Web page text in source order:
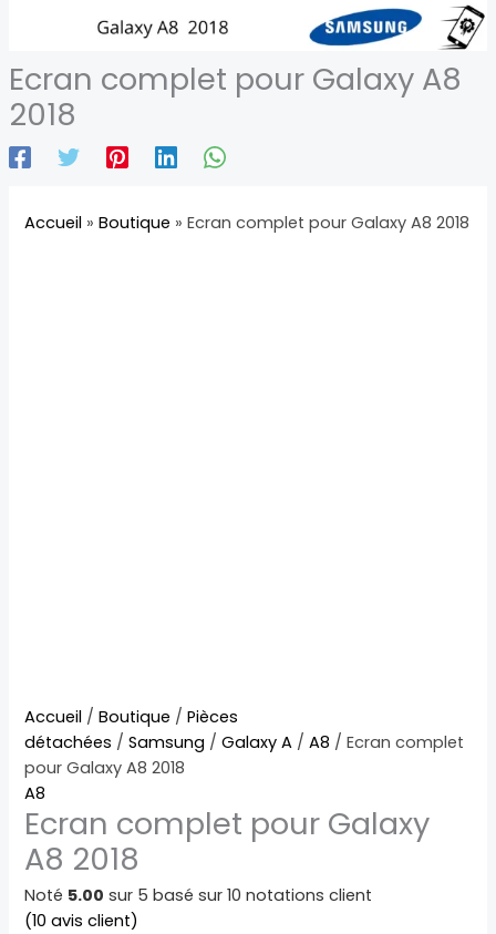
Ecran complet pour Galaxy A8
2018
Accueil »Boutique »Ecran complet pour Galaxy A8 2018
Accueil /Boutique /Pièces
détachées /Samsung /Galaxy A /A8 / Ecran complet
pour Galaxy A8 2018
A8
Ecran complet pour Galaxy
A8 2018
Noté 5.00 sur 5 basé sur10 notations client
(10 avis client)
quantité
de
Ecran
complet
pour
Galaxy
A8
2018